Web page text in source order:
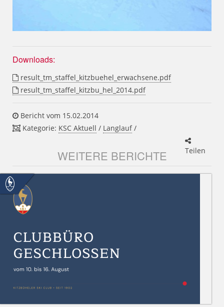
Downloads:
result_tm_staffel_kitzbuehel_erwachsene.pdf
result_tm_staffel_kitzbu_hel_2014.pdf
Bericht vom 15.02.2014
Kategorie: KSC Aktuell / Langlauf/
Teilen
WEITERE BERICHTE